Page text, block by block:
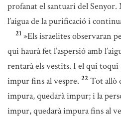
profanat el santuari del Senyor.
l’aigua de la purificació i
21 »Els israelites observaran
qui haurà fet l’aspersió amb
rentarà els vestits. I el qui toqui
impur fins al vespre. 22 Tot allò
impura, quedarà impur; i la
impur, quedarà impura fins al